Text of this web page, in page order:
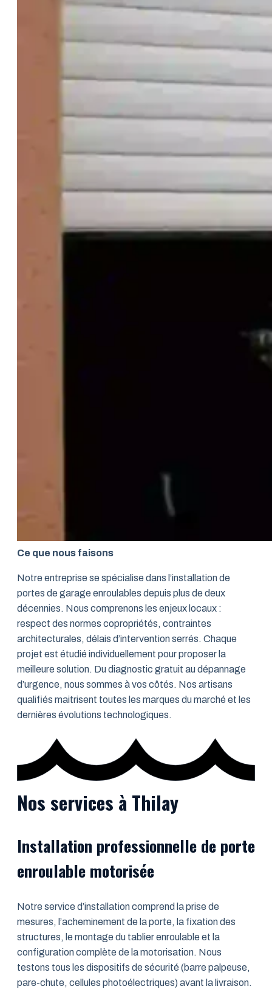
Ce que nous faisons
Notre entreprise se spécialise dans l’installation de
portes de garage enroulables depuis plus de deux
décennies. Nous comprenons les enjeux locaux :
respect des normes copropriétés, contraintes
architecturales, délais d’intervention serrés. Chaque
projet est étudié individuellement pour proposer la
meilleure solution. Du diagnostic gratuit au dépannage
d’urgence, nous sommes à vos côtés. Nos artisans
qualifiés maitrisent toutes les marques du marché et les
dernières évolutions technologiques.
Nos services à Thilay
Installation professionnelle de porte
enroulable motorisée
Notre service d’installation comprend la prise de
mesures, l’acheminement de la porte, la fixation des
structures, le montage du tablier enroulable et la
configuration complète de la motorisation. Nous
testons tous les dispositifs de sécurité (barre palpeuse,
pare-chute, cellules photoélectriques) avant la livraison.